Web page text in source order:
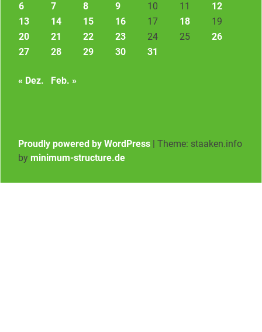
6
7 8 9 10 11
12
13
14 15 16 17 18
19
20
21 22 23 24 25
26
27
28 29 30 31
« Dez. Feb. »
Proudly powered by WordPress
Theme: staaken.info
by minimum-structure.de